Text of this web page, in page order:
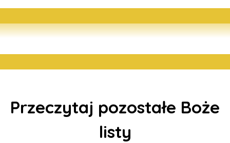
Przeczytaj pozostałe Boże
listy